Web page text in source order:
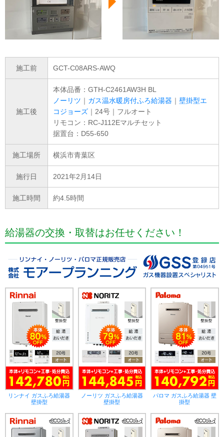
施工前 GCT-C08ARS-AWQ
施工後
本体品番：GTH-C2461AW3H BL
ノーリツ ｜ ガス温水暖房付ふろ給湯器 ｜ 壁掛型エ
コジョーズ ｜24号｜フルオート
リモコン：RC-J112Eマルチセット
据置台：D55-650
施工場所 横浜市青葉区
施行日 2021年2月14日
施工時間 約4.5時間
給湯器の交換・取替はお任せください！
リンナイ ガスふろ給湯器
壁掛型
ノーリツ ガスふろ給湯器
壁掛型
パロマ ガスふろ給湯器 壁
掛型